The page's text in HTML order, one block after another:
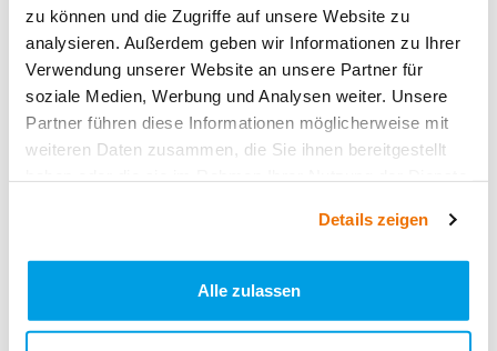
zu können und die Zugriffe auf unsere Website zu
analysieren. Außerdem geben wir Informationen zu Ihrer
Verwendung unserer Website an unsere Partner für
soziale Medien, Werbung und Analysen weiter. Unsere
Partner führen diese Informationen möglicherweise mit
weiteren Daten zusammen, die Sie ihnen bereitgestellt
Details zeigen
Alle zulassen